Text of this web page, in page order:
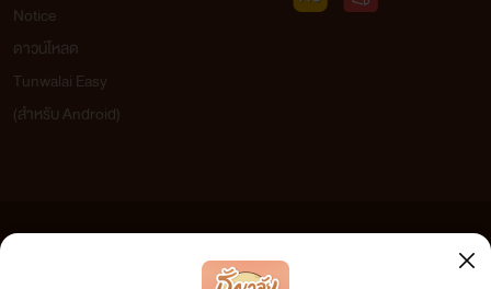
Notice
ดาวน์โหลด
Tunwalai Easy
(สำหรับ Android)
เว็บไซต์แห่งนี้ไม่ได้เห็นด้วยและไม่ขอรับผิดชอบต่อข้อความใดๆ ทั้งสิ้น ดังนั้นผู้อ่านทุกท่านโปรดใช้